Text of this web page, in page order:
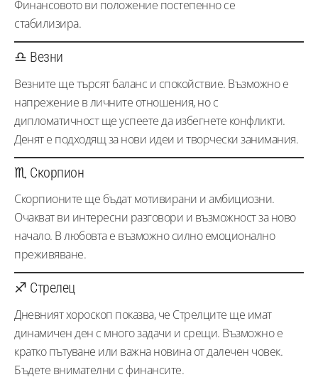
Финансовото ви положение постепенно се
стабилизира.
♎ Везни
Везните ще търсят баланс и спокойствие. Възможно е
напрежение в личните отношения, но с
дипломатичност ще успеете да избегнете конфликти.
Денят е подходящ за нови идеи и творчески занимания.
♏ Скорпион
Скорпионите ще бъдат мотивирани и амбициозни.
Очакват ви интересни разговори и възможност за ново
начало. В любовта е възможно силно емоционално
преживяване.
♐ Стрелец
Дневният хороскоп показва, че Стрелците ще имат
динамичен ден с много задачи и срещи. Възможно е
кратко пътуване или важна новина от далечен човек.
Бъдете внимателни с финансите.